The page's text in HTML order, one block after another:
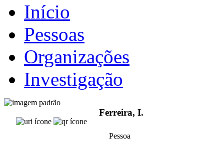
Início
Pessoas
Organizações
Investigação
Ferreira, I.
Pessoa